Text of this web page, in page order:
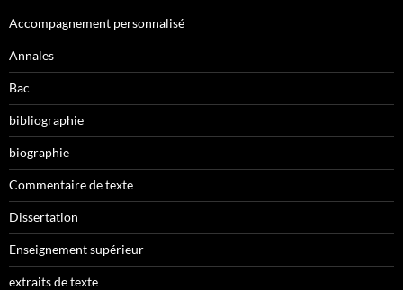
Accompagnement personnalisé
Annales
Bac
bibliographie
biographie
Commentaire de texte
Dissertation
Enseignement supérieur
extraits de texte